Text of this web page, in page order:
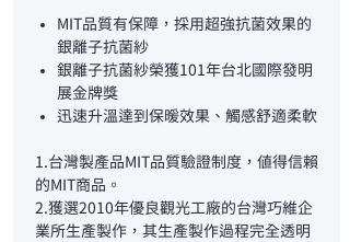
MIT品質有保障，採用超強抗菌效果的
銀離子抗菌紗
銀離子抗菌紗榮獲101年台北國際發明
展金牌獎
迅速升溫達到保暖效果、觸感舒適柔軟
1.台灣製產品MIT品質驗證制度，值得信賴
的MIT商品。
2.獲選2010年優良觀光工廠的台灣巧維企
業所生產製作，其生產製作過程完全透明